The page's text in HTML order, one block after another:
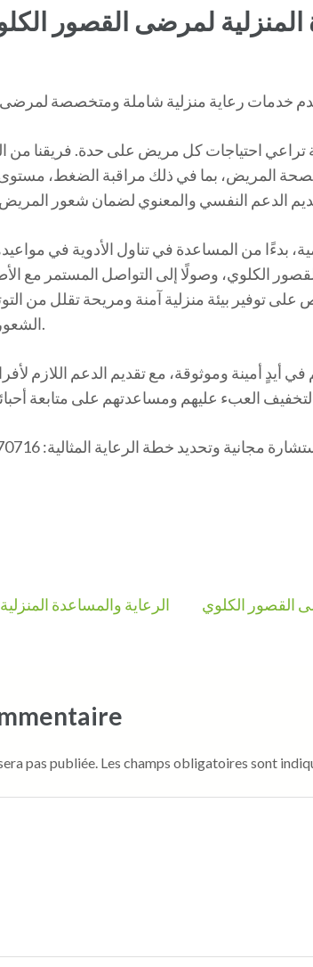
المنزلية لمرضى القصور
تراعي احتياجات كل مريض على حدة. فريقنا
لصحة المريض، بما في ذلك مراقبة الضغط،
بدءًا من المساعدة في تناول الأدوية في
الكلوي، وصولًا إلى التواصل المستمر مع
توفير بيئة منزلية آمنة ومريحة تقلل من
الشعور بالاستقلالية والطمأنينة.
الرعاية والمساعدة
القصور الكلوي
pas publiée. Les champs obligatoires sont